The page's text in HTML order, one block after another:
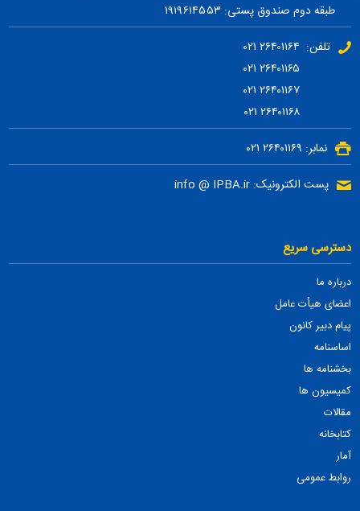
طبقه دوم صندوق پستی: ۱۹۱۹۶۱۴۵۵۳
تلفن: ۲۶۴۰۱۱۶۴ ۰۲۱
۲۶۴۰۱۱۶۷ ۰۲۱
۲۶۴۰۱۱۶۸ ۰۲۱
نمابر: ۲۶۴۰۱۱۶۹ ۰۲۱
پست الکترونیک: info @ IPBA.ir
دسترسی سریع
درباره ما
اعضای هیأت عامل
پیام دبیر کانون
اساسنامه
بخشنامه ها
کمیسیون ها
مقالات
کتابخانه
آمار
روابط عمومی